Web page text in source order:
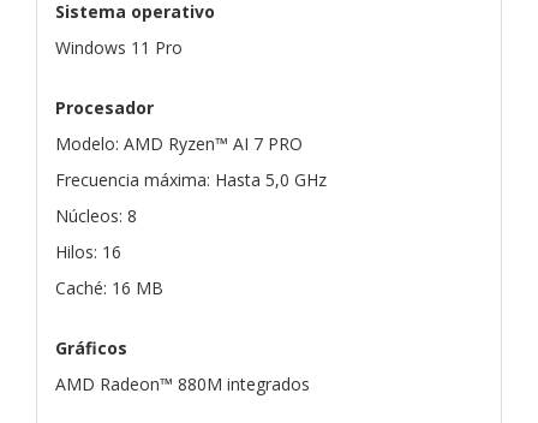
Sistema operativo
Windows 11 Pro
Procesador
Modelo: AMD Ryzen™ AI 7 PRO
Frecuencia máxima: Hasta 5,0 GHz
Núcleos: 8
Hilos: 16
Caché: 16 MB
Gráficos
AMD Radeon™ 880M integrados